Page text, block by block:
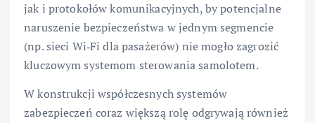
jak i protokołów komunikacyjnych, by potencjalne
naruszenie bezpieczeństwa w jednym segmencie
(np. sieci Wi‑Fi dla pasażerów) nie mogło zagrozić
kluczowym systemom sterowania samolotem.
W konstrukcji współczesnych systemów
zabezpieczeń coraz większą rolę odgrywają również